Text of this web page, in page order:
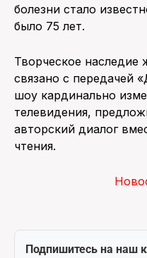
болезни стало
было 75 лет.
Творческое наследие
связано с передачей
шоу кардинально
телевидения,
авторский диалог
чтения.
Подпишитесь на наш